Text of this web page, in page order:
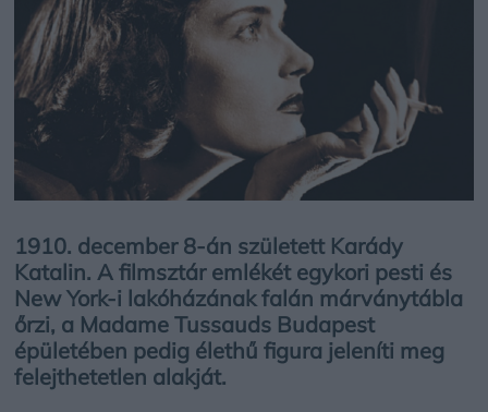
1910. december 8-án született Karády
Katalin. A filmsztár emlékét egykori pesti és
New York-i lakóházának falán márványtábla
őrzi, a Madame Tussauds Budapest
épületében pedig élethű figura jeleníti meg
felejthetetlen alakját.